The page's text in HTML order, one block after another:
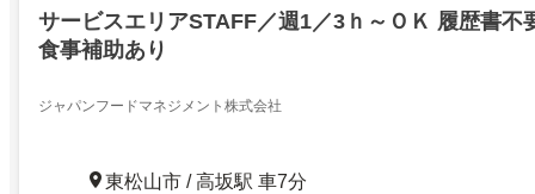
サービスエリアSTAFF／週1／3ｈ～ＯＫ 履歴書不
食事補助あり
ジャパンフードマネジメント株式会社
東松山市 / 高坂駅 車7分